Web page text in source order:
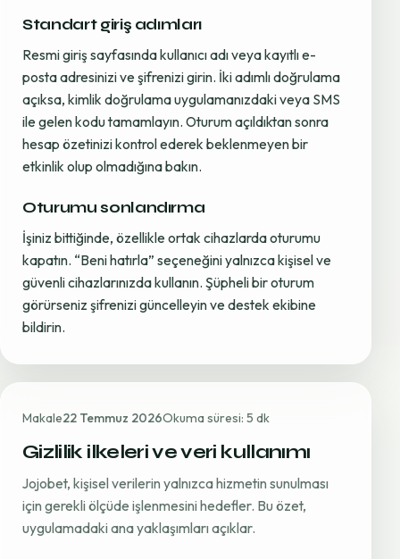
Standart giriş adımları
Resmi giriş sayfasında kullanıcı adı veya kayıtlı e-
posta adresinizi ve şifrenizi girin. İki adımlı doğrulama
açıksa, kimlik doğrulama uygulamanızdaki veya SMS
ile gelen kodu tamamlayın. Oturum açıldıktan sonra
hesap özetinizi kontrol ederek beklenmeyen bir
etkinlik olup olmadığına bakın.
Oturumu sonlandırma
İşiniz bittiğinde, özellikle ortak cihazlarda oturumu
kapatın. “Beni hatırla” seçeneğini yalnızca kişisel ve
güvenli cihazlarınızda kullanın. Şüpheli bir oturum
görürseniz şifrenizi güncelleyin ve destek ekibine
bildirin.
Makale22 Temmuz 2026Okuma süresi: 5 dk
Gizlilik ilkeleri ve veri kullanımı
Jojobet, kişisel verilerin yalnızca hizmetin sunulması
için gerekli ölçüde işlenmesini hedefler. Bu özet,
uygulamadaki ana yaklaşımları açıklar.